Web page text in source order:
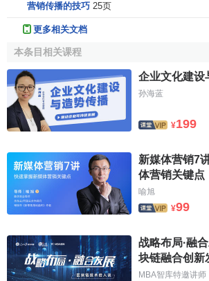
一。阳狮锐奇旨在充分发挥其在传统媒体
实力，帮助客户加强与
营销投入的投资回报。
李亦非女士在担任阳狮锐奇大中华区
产管理公司中国区董事总经理兼北京首席
先的独立资产管理公司。加盟高雷之前,
6月担任维亚康姆传媒集团旗下的MTV全
区董事总经理、 MTV亚洲执行副总裁和
作为一个土生土长的中国人,李亦非女
际法专业的学士学位,并在美国获国际关系
提的是,她还曾获得中国的剑术冠军。
营销传播的技巧 25页
更多相关文档
本条目相关课程
企业文化建设
孙海蓝
¥199
新媒体营销7
体营销关键点
喻旭
¥99
战略布局·融
块链融合创新
MBA智库特邀讲师